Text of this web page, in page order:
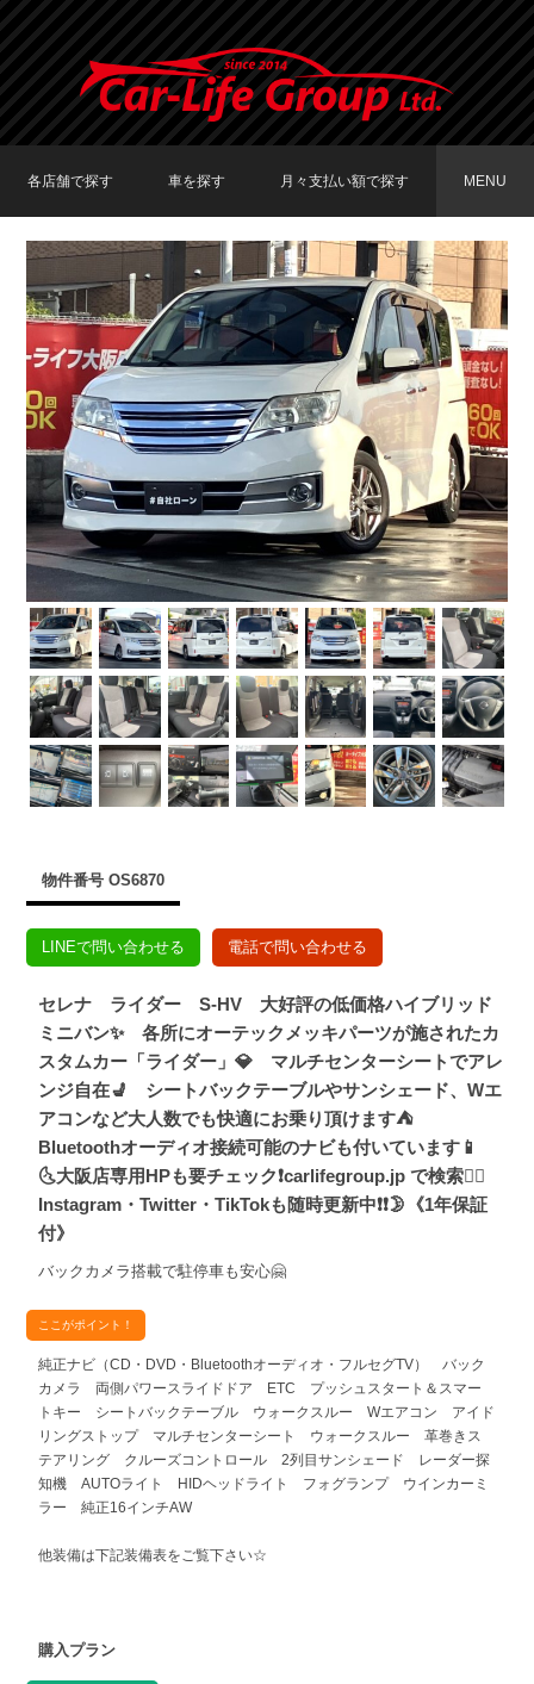
各店舗で探す
TOKYO店在庫車両
大阪店在庫車両
福岡店在庫車両
車を探す
車種で探す
メーカーで探す
月々支払い額で探す
〜19,999円
20,000円〜29,999円
30,000円〜39,999円
40,000円〜49,999円
50,000円〜
MENU
物件番号 OS6870
LINEで問い合わせる 電話で問い合わせる
セレナ ライダー S-HV 大好評の低価格ハイブリッド
ミニバン✨ 各所にオーテックメッキパーツが施されたカ
スタムカー「ライダー」💎 マルチセンターシートでアレ
ンジ自在💺 シートバックテーブルやサンシェード、Wエ
アコンなど大人数でも快適にお乗り頂けます⛺
Bluetoothオーディオ接続可能のナビも付いています📱
🌜大阪店専用HPも要チェック❗carlifegroup.jp で検索🕵️‍♂️
Instagram・Twitter・TikTokも随時更新中❗❗🌛《1年保証
付》
バックカメラ搭載で駐停車も安心🤗
ここがポイント！
純正ナビ（CD・DVD・Bluetoothオーディオ・フルセグTV） バック
カメラ 両側パワースライドドア ETC プッシュスタート＆スマー
トキー シートバックテーブル ウォークスルー Wエアコン アイド
リングストップ マルチセンターシート ウォークスルー 革巻きス
テアリング クルーズコントロール 2列目サンシェード レーダー探
知機 AUTOライト HIDヘッドライト フォグランプ ウインカーミ
ラー 純正16インチAW
他装備は下記装備表をご覧下さい☆
購入プラン